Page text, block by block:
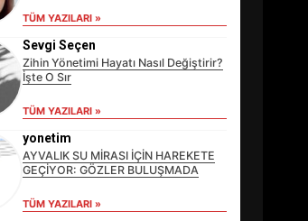
TÜM YAZILARI »
Sevgi Seçen
Zihin Yönetimi Hayatı Nasıl Değiştirir?
İşte O Sır
TÜM YAZILARI »
yonetim
AYVALIK SU MİRASI İÇİN HAREKETE
GEÇİYOR: GÖZLER BULUŞMADA
TÜM YAZILARI »
EİB’DE KRİTİK ATAMA: